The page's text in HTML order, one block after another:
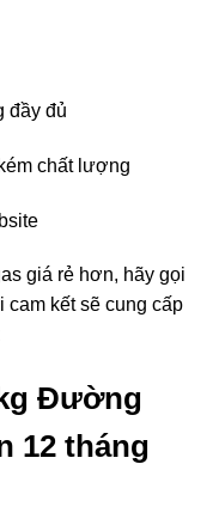
đầy đủ
kém chất lượng
giá rẻ hơn, hãy gọi
cam kết sẽ cung cấp
Đường
12 tháng